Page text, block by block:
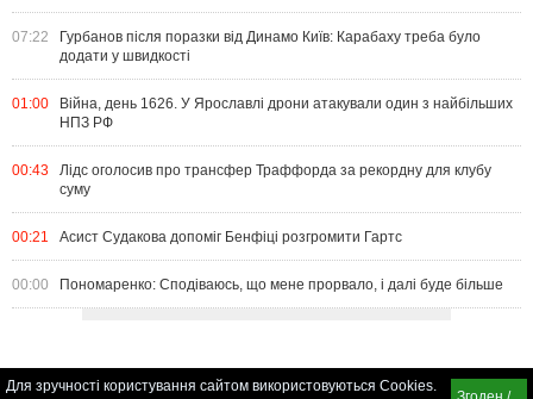
07:22
Гурбанов після поразки від Динамо Київ: Карабаху треба було
додати у швидкості
01:00
Війна, день 1626. У Ярославлі дрони атакували один з найбільших
НПЗ РФ
00:43
Лідс оголосив про трансфер Траффорда за рекордну для клубу
суму
00:21 Асист Судакова допоміг Бенфіці розгромити Гартс
00:00 Пономаренко: Сподіваюсь, що мене прорвало, і далі буде більше
Для зручності користування сайтом використовуються Cookies.